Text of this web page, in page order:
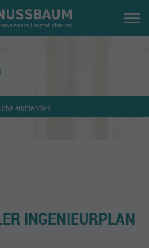
einblenden
INGENIEURPLAN